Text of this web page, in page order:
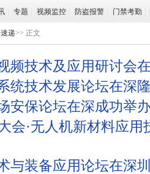
专题 视频监控 防盗报警 门禁考勤
递>> 正文
频技术及应用研讨会
统技术发展论坛在深
安保论坛在深成功举
会·无人机新材料应
与装备应用论坛在深